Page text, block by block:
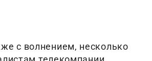
с волнением, несколько